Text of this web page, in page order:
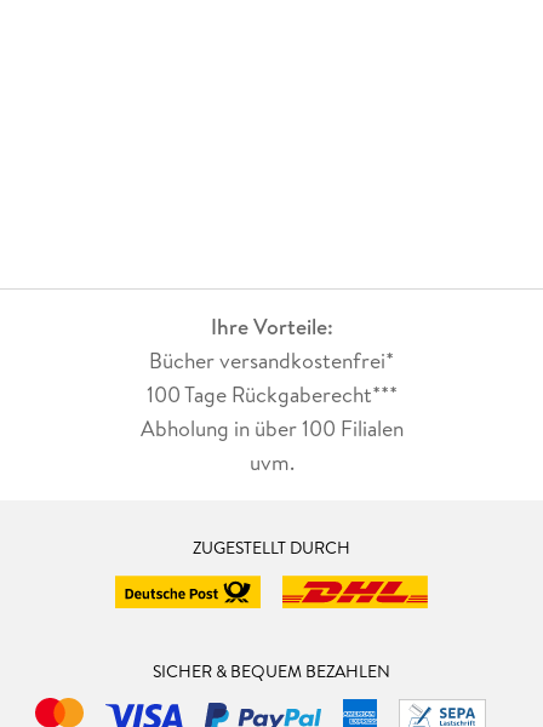
Ihre Vorteile:
Bücher versandkostenfrei*
100 Tage Rückgaberecht***
Abholung in über 100 Filialen
uvm.
ZUGESTELLT DURCH
SICHER & BEQUEM BEZAHLEN